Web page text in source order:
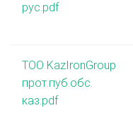
рус.pdf
ТОО KazIronGroup
прот.пуб.обс.
каз.pdf